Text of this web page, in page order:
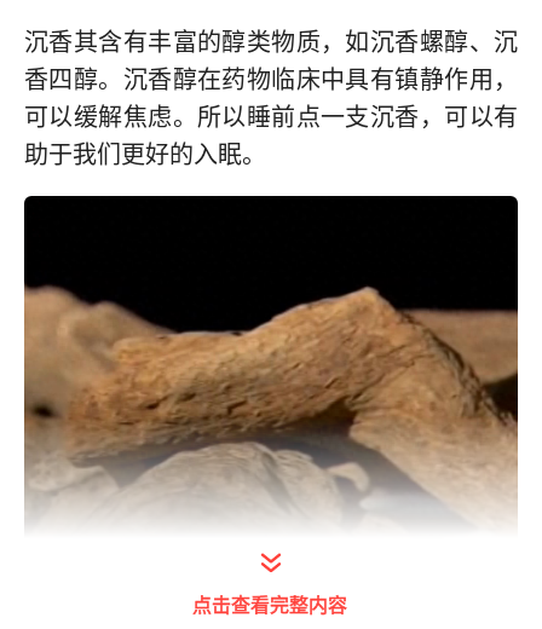
沉香其含有丰富的醇类物质，如沉香螺醇、沉
香四醇。沉香醇在药物临床中具有镇静作用，
可以缓解焦虑。所以睡前点一支沉香，可以有
助于我们更好的入眠。
点击查看完整内容